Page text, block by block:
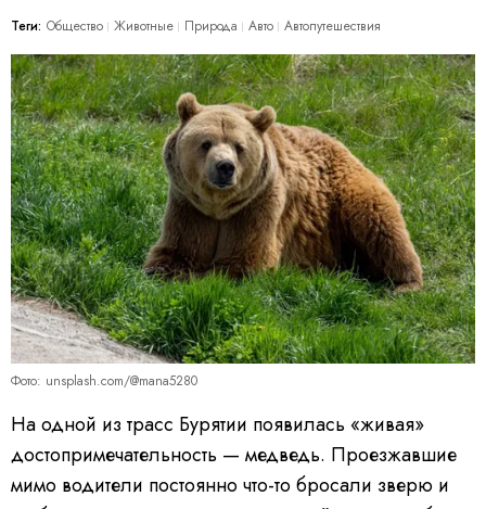
Теги: Общество Животные Природа Авто Автопутешествия
Фото: unsplash.com/@mana5280
На одной из трасс Бурятии появилась «живая»
достопримечательность — медведь. Проезжавшие
мимо водители постоянно что-то бросали зверю и